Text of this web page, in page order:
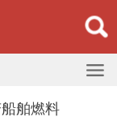
舶燃料